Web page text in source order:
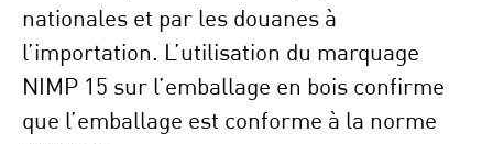
nationales et par les douanes à
l’importation. L’utilisation du marquage
NIMP 15 sur l’emballage en bois confirme
que l’emballage est conforme à la norme